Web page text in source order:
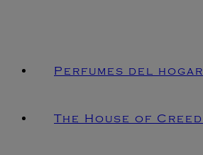
Perfumes del hogar
The House of Creed